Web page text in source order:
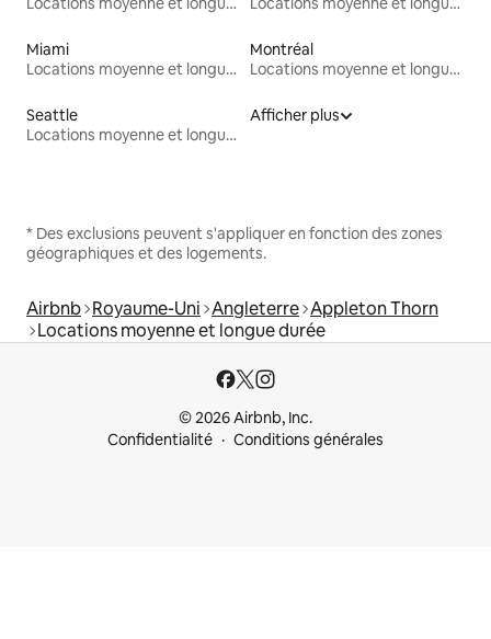
Miami
Locations moyenne et longue durée
Montréal
Locations moyenne et longue durée
Seattle
Locations moyenne et longue durée
Afficher plus
* Des exclusions peuvent s'appliquer en fonction des zones
géographiques et des logements.
Airbnb Royaume-Uni Angleterre Appleton Thorn
Locations moyenne et longue durée
© 2026 Airbnb, Inc.
Confidentialité
Conditions générales